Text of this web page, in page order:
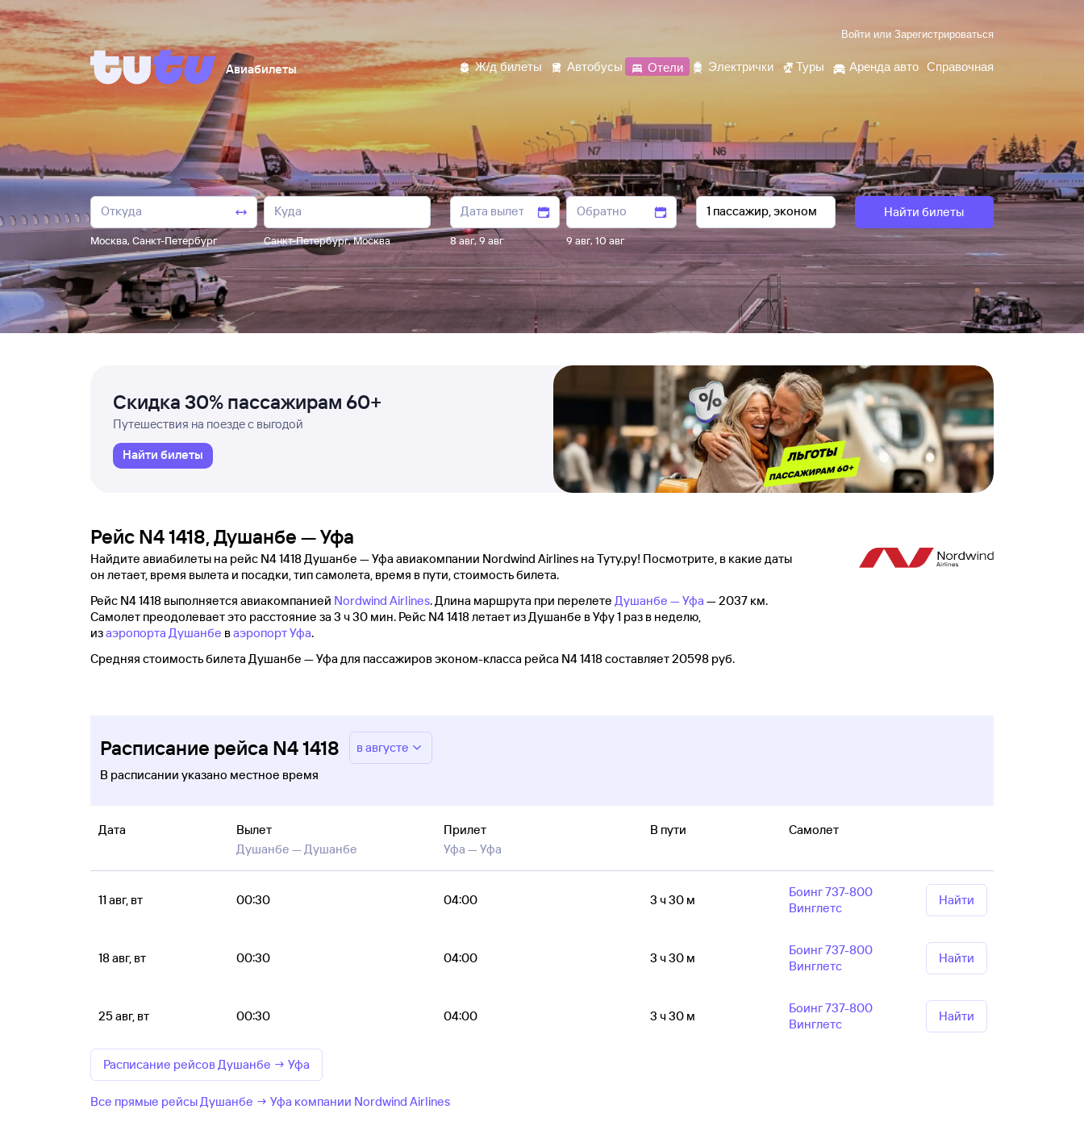
Войти или Зарегистрироваться
Авиабилеты Ж/д билеты Автобусы Отели Электрички Туры Аренда авто Справочная
Москва, Санкт-Петербург Санкт-Петербург,Москва 8 авг, 9 авг 9 авг,10 авг
Найти билеты
Скидка 30% пассажирам 60+
Путешествия на поезде с выгодой
Найти билеты
Рейс N4 1418, Душанбе — Уфа
Найдите авиабилеты на рейс N4 1418 Душанбе — Уфа авиакомпании Nordwind Airlines на Туту.ру! Посмотрите, в какие даты
он летает, время вылета и посадки, тип самолета, время в пути, стоимость билета.
Рейс N4 1418 выполняется авиакомпанией Nordwind Airlines. Длина маршрута при перелете Душанбе — Уфа — 2037 км.
Самолет преодолевает это расстояние за 3 ч 30 мин. Рейс N4 1418 летает из Душанбе в Уфу 1 раз в неделю,
изаэропорта Душанбе ваэропорт Уфа.
Средняя стоимость билета Душанбе — Уфа для пассажиров эконом-класса рейса N4 1418 составляет 20598 руб.
Расписание рейса N4 1418
в августе
В расписании указано местное время
Дата
Вылет
Душанбе —Душанбе
Прилет
Уфа — Уфа
В пути Самолет
11 авг, вт 00:30 04:00 3 ч 30 м
Боинг 737-800
Винглетс
Найти
18 авг, вт 00:30 04:00 3 ч 30 м
Боинг 737-800
Винглетс
Найти
25 авг, вт 00:30 04:00 3 ч 30 м
Боинг 737-800
Винглетс
Найти
Расписание рейсов Душанбе → Уфа
Все прямые рейсы Душанбе → Уфа компании Nordwind Airlines